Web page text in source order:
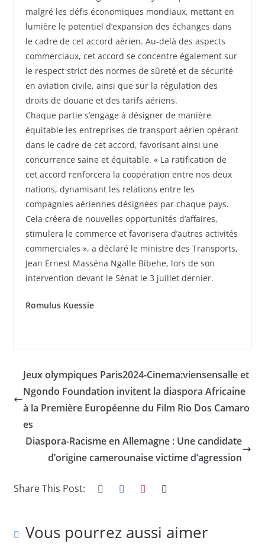
malgré les défis économiques mondiaux, mettant en
lumière le potentiel d’expansion des échanges dans
le cadre de cet accord aérien. Au-delà des aspects
commerciaux, cet accord se concentre également sur
le respect strict des normes de sûreté et de sécurité
en aviation civile, ainsi que sur la régulation des
droits de douane et des tarifs aériens.
Chaque partie s’engage à désigner de manière
équitable les entreprises de transport aérien opérant
dans le cadre de cet accord, favorisant ainsi une
concurrence saine et équitable. « La ratification de
cet accord renforcera la coopération entre nos deux
nations, dynamisant les relations entre les
compagnies aériennes désignées par chaque pays.
Cela créera de nouvelles opportunités d’affaires,
stimulera le commerce et favorisera d’autres activités
commerciales », a déclaré le ministre des Transports,
Jean Ernest Masséna Ngalle Bibehe, lors de son
intervention devant le Sénat le 3 juillet dernier.
Romulus Kuessie
Jeux olympiques Paris2024-Cinema:viensensalle et
Ngondo Foundation invitent la diaspora Africaine
à la Première Européenne du Film Rio Dos Camaro
es
Diaspora-Racisme en Allemagne : Une candidate
d’origine camerounaise victime d’agression
Share This Post:
Vous pourrez aussi aimer